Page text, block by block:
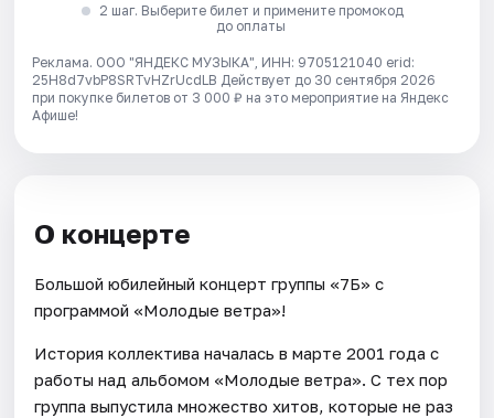
2 шаг. Выберите билет и примените промокод
до оплаты
Реклама. ООО "ЯНДЕКС МУЗЫКА", ИНН: 9705121040 erid:
25H8d7vbP8SRTvHZrUcdLB Действует до 30 сентября 2026
при покупке билетов от 3 000 ₽ на это мероприятие на Яндекс
Афише!
О концерте
Большой юбилейный концерт группы «7Б» с
программой «Молодые ветра»!
История коллектива началась в марте 2001 года с
работы над альбомом «Молодые ветра». С тех пор
группа выпустила множество хитов, которые не раз